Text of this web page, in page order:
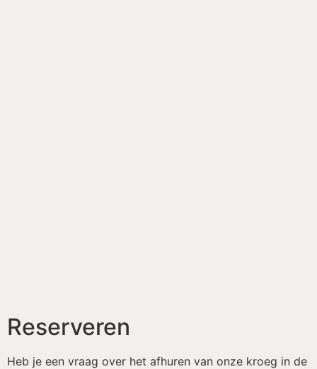
Reserveren
Heb je een vraag over het afhuren van onze kroeg in de